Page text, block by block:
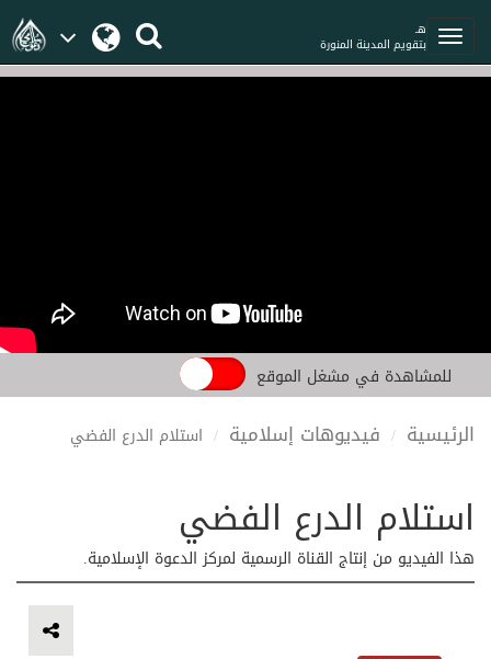
هـ
بتقويم المدينة المنورة
للمشاهدة في مشغل الموقع
الرئيسية فيديوهات إسلامية استلام الدرع الفضي
استلام الدرع الفضي
هذا الفيديو من إنتاج القناة الرسمية لمركز الدعوة الإسلامية.